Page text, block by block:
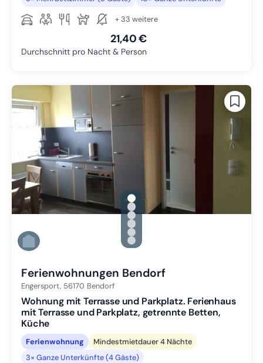
+ 33 weitere
21,40 €
Durchschnitt pro Nacht & Person
gallery.slide_selector
Zu Slide 1 wechseln
Zu Slide 2 wechseln
Zu Slide 3 wechseln
Zu Slide 4 wechseln
Zu Slide 5 wechseln
Zu Slide 6 wechseln
Ferienwohnungen Bendorf
Engersport, 56170 Bendorf
Wohnung mit Terrasse und Parkplatz. Ferienhaus
mit Terrasse und Parkplatz, getrennte Betten,
Küche
Ferienwohnung
Mindestmietdauer 4 Nächte
3× Ganze Unterkünfte (4 Gäste)